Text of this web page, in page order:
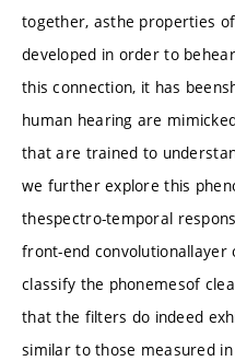
together, asthe properties
developed in order to
this connection, it has
human hearing are
that are trained to
we further explore this
thespectro-temporal
front-end
classify the phonemesof
that the filters do indeed
similar to those measured